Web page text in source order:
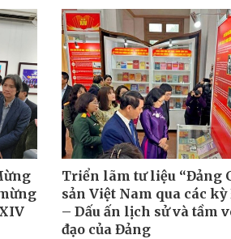
Triển lãm tư liệu “Đảng
sản Việt Nam qua các
– Dấu ấn lịch sử và tầm
đạo của Đảng